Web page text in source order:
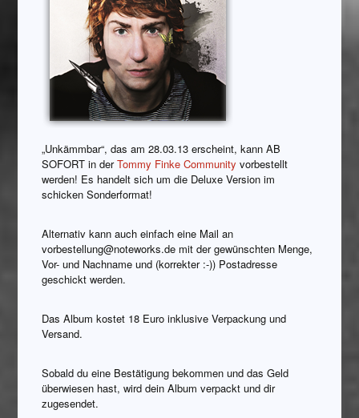
„Unkämmbar“, das am 28.03.13 erscheint, kann AB
SOFORT in derTommy Finke Community vorbestellt
werden! Es handelt sich um die Deluxe Version im
schicken Sonderformat!
Alternativ kann auch einfach eine Mail an
vorbestellung@noteworks.de mit der gewünschten Menge,
Vor- und Nachname und (korrekter :-)) Postadresse
geschickt werden.
Das Album kostet 18 Euro inklusive Verpackung und
Versand.
Sobald du eine Bestätigung bekommen und das Geld
überwiesen hast, wird dein Album verpackt und dir
zugesendet.